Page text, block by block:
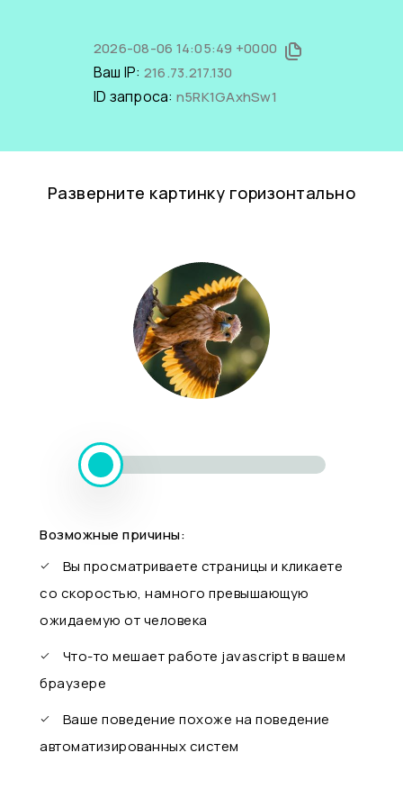
2026-08-06 14:05:49 +0000
Ваш IP: 216.73.217.130
ID запроса: n5RK1GAxhSw1
Разверните картинку горизонтально
Возможные причины:
Вы просматриваете страницы и кликаете
со скоростью, намного превышающую
ожидаемую от человека
Что-то мешает работе javascript в вашем
браузере
Ваше поведение похоже на поведение
автоматизированных систем